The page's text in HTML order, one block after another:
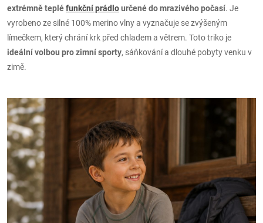
extrémně tepléfunkční prádlourčené do mrazivého počasí. Je
vyrobeno ze silné 100% merino vlny a vyznačuje se zvýšeným
límečkem, který chrání krk před chladem a větrem. Toto triko je
ideální volbou pro zimní sporty, sáňkování a dlouhé pobyty venku v
zimě.